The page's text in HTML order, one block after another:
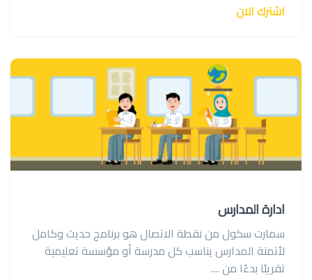
اشترك الان
ادارة المدارس
سمارت سكول من نقطة الاتصال هو برنامج حديث وكامل
لأتمتة المدارس يناسب كل مدرسة أو مؤسسة تعليمية
تقريبًا بدءًا من ....